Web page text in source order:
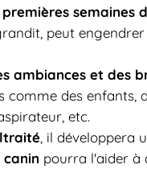
premières semaines
peut
ambiances et des
comme des enfants,
etc.
, il développera
pourra l'aider à